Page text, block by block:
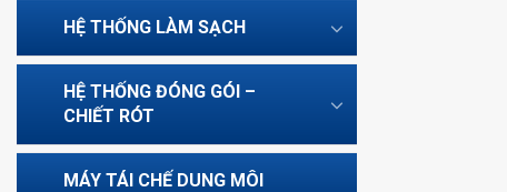
HỆ THỐNG LÀM SẠCH
HỆ THỐNG ĐÓNG GÓI –
CHIẾT RÓT
MÁY TÁI CHẾ DUNG MÔI